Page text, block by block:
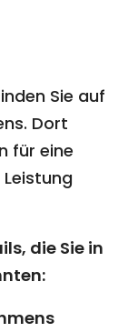
Sie auf
Dort
für eine
die Sie in